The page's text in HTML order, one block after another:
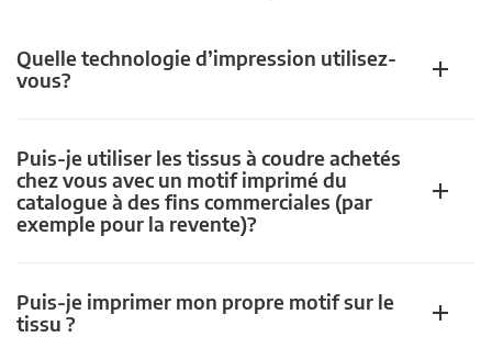
Quelle technologie d’impression utilisez-
vous?
Puis-je utiliser les tissus à coudre achetés
chez vous avec un motif imprimé du
catalogue à des fins commerciales (par
exemple pour la revente)?
Puis-je imprimer mon propre motif sur le
tissu ?